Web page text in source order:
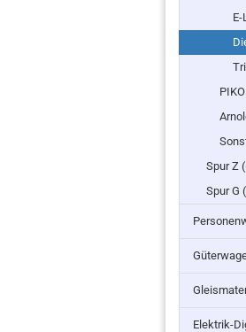
Spur Z
Spur G
Elektrik-